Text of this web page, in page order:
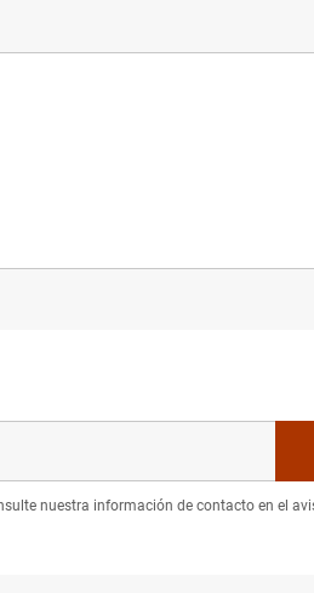
nuestra información de contacto en el